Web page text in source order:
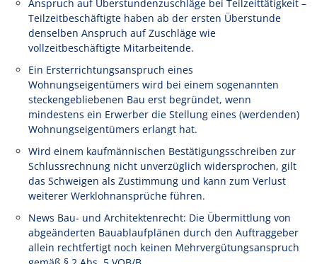
Anspruch auf Überstundenzuschläge bei Teilzeittätigkeit –
Teilzeitbeschäftigte haben ab der ersten Überstunde
denselben Anspruch auf Zuschläge wie
vollzeitbeschäftigte Mitarbeitende.
Ein Ersterrichtungsanspruch eines
Wohnungseigentümers wird bei einem sogenannten
steckengebliebenen Bau erst begründet, wenn
mindestens ein Erwerber die Stellung eines (werdenden)
Wohnungseigentümers erlangt hat.
Wird einem kaufmännischen Bestätigungsschreiben zur
Schlussrechnung nicht unverzüglich widersprochen, gilt
das Schweigen als Zustimmung und kann zum Verlust
weiterer Werklohnansprüche führen.
News Bau- und Architektenrecht: Die Übermittlung von
abgeänderten Bauablaufplänen durch den Auftraggeber
allein rechtfertigt noch keinen Mehrvergütungsanspruch